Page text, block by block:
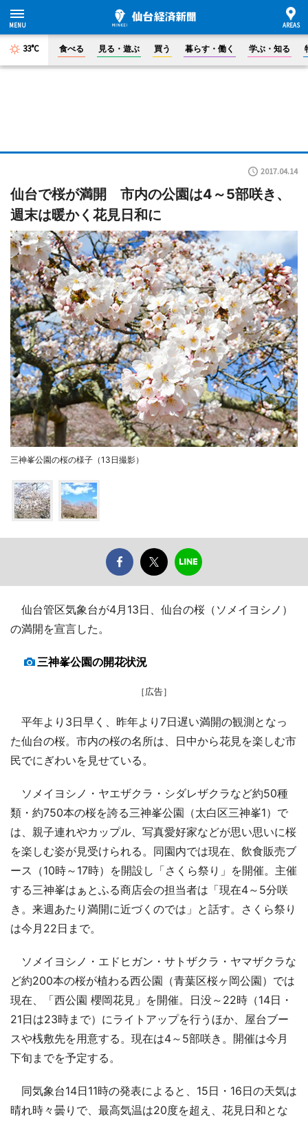
33°C 食べる 見る・遊ぶ 買う 暮らす・働く 学ぶ・知る
2017.04.14
仙台で桜が満開 市内の公園は4～5部咲き、
週末は暖かく花見日和に
三神峯公園の桜の様子（13日撮影）
仙台管区気象台が4月13日、仙台の桜（ソメイヨシノ）
の満開を宣言した。
三神峯公園の開花状況
［広告］
平年より3日早く、昨年より7日遅い満開の観測となっ
た仙台の桜。市内の桜の名所は、日中から花見を楽しむ市
民でにぎわいを見せている。
ソメイヨシノ・ヤエザクラ・シダレザクラなど約50種
類・約750本の桜を誇る三神峯公園（太白区三神峯1）で
は、親子連れやカップル、写真愛好家などが思い思いに桜
を楽しむ姿が見受けられる。同園内では現在、飲食販売ブ
ース（10時～17時）を開設し「さくら祭り」を開催。主催
する三神峯はぁとふる商店会の担当者は「現在4～5分咲
き。来週あたり満開に近づくのでは」と話す。さくら祭り
は今月22日まで。
ソメイヨシノ・エドヒガン・サトザクラ・ヤマザクラな
ど約200本の桜が植わる西公園（青葉区桜ヶ岡公園）では
現在、「西公園 櫻岡花見」を開催。日没～22時（14日・
21日は23時まで）にライトアップを行うほか、屋台ブー
スや桟敷先を用意する。現在は4～5部咲き。開催は今月
下旬までを予定する。
同気象台14日11時の発表によると、15日・16日の天気は
晴れ時々曇りで、最高気温は20度を超え、花見日和とな